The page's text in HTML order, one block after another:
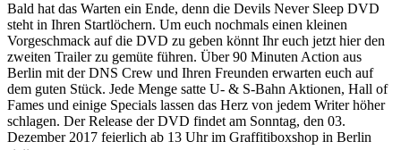
Bald hat das Warten ein Ende, denn die Devils Never Sleep DVD
steht in Ihren Startlöchern. Um euch nochmals einen kleinen
Vorgeschmack auf die DVD zu geben könnt Ihr euch jetzt hier den
zweiten Trailer zu gemüte führen. Über 90 Minuten Action aus
Berlin mit der DNS Crew und Ihren Freunden erwarten euch auf
dem guten Stück. Jede Menge satte U- & S-Bahn Aktionen, Hall of
Fames und einige Specials lassen das Herz von jedem Writer höher
schlagen. Der Release der DVD findet am Sonntag, den 03.
Dezember 2017 feierlich ab 13 Uhr im Graffitiboxshop in Berlin